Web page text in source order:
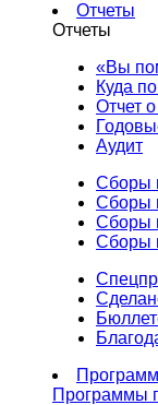
Отчеты
Отчеты
«Вы
Куда
Отчет
Аудит
Сборы
Сборы
Сборы
Сборы
Программы